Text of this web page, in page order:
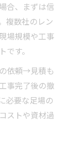
合、まずは信
複数社のレン
場規模や工事
す。
依頼→見積も
事完了後の撤
必要な足場の
ストや資材過